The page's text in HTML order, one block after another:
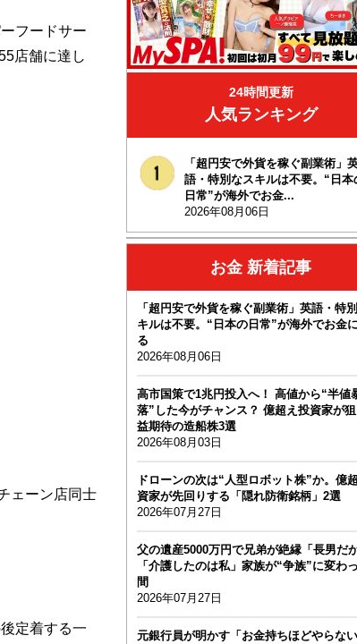
フードサー
店舗に達し
ェーン店同士
定着する一
24時間更新
人気ランキング
「超円安で外貨を稼ぐ副業術」
語・特別なスキルは不要。“日本
日常”が海外でお金...
2026年08月06日
お金 新着記事
「超円安で外貨を稼ぐ副業術」英語・特
キルは不要。“日本の日常”が海外でお金
る
2026年08月06日
高市国策で1兆円投入へ！ 高値から“半値
落”した今がチャンス？ 億超え投資家が
益期待の造船株3選
2026年08月03日
ドローンの次は“人型ロボット株”か。億
資家が先回りする「隠れ防衛銘柄」2選
2026年07月27日
父の遺産5000万円で兄弟が絶縁「長男だか
「介護したのは私」家族が“争族”に変わ
間
2026年07月27日
元銀行員が明かす「お金持ちほどやらな